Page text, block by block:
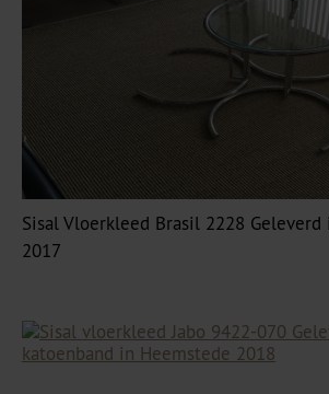
Sisal Vloerkleed Brasil 2228 Geleverd
2017